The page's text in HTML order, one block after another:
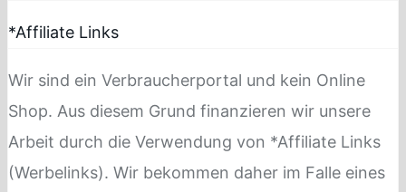
*Affiliate Links
Wir sind ein Verbraucherportal und kein Online
Shop. Aus diesem Grund finanzieren wir unsere
Arbeit durch die Verwendung von *Affiliate Links
(Werbelinks). Wir bekommen daher im Falle eines